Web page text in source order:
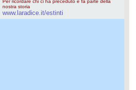
Per ricordare chi ci ha preceduto e fà parte della
nostra storia
www.laradice.it/estinti